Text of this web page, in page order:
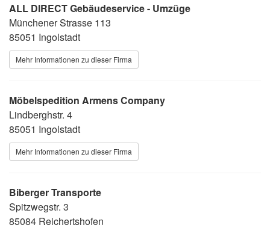
ALL DIRECT Gebäudeservice - Umzüge
Münchener Strasse 113
85051 Ingolstadt
Mehr Informationen zu dieser Firma
Möbelspedition Armens Company
Lindberghstr. 4
85051 Ingolstadt
Mehr Informationen zu dieser Firma
Biberger Transporte
Spitzwegstr. 3
85084 Reichertshofen